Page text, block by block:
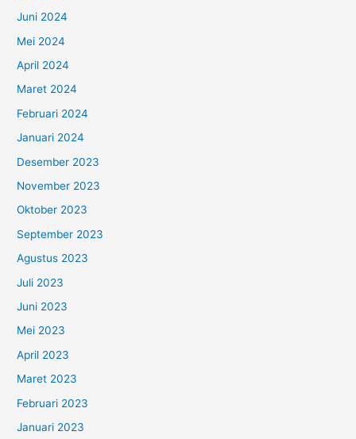
Juni 2024
Mei 2024
April 2024
Maret 2024
Februari 2024
Januari 2024
Desember 2023
November 2023
Oktober 2023
September 2023
Agustus 2023
Juli 2023
Juni 2023
Mei 2023
April 2023
Maret 2023
Februari 2023
Januari 2023